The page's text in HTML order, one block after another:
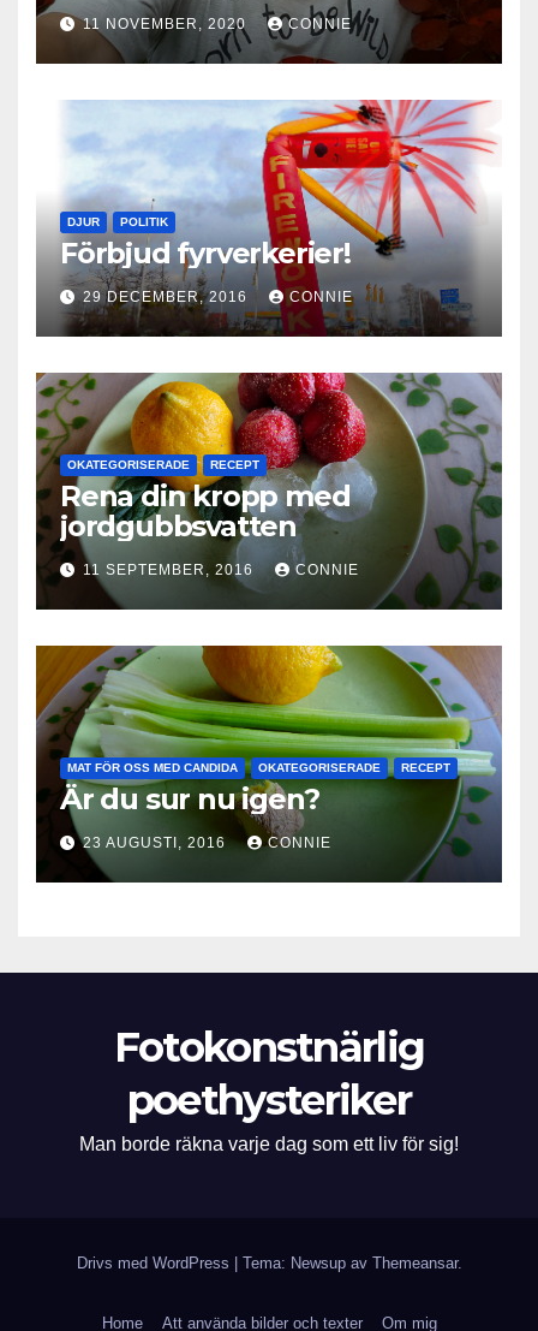
11 NOVEMBER, 2020 CONNIE
DJUR POLITIK
Förbjud fyrverkerier!
29 DECEMBER, 2016 CONNIE
OKATEGORISERADE RECEPT
Rena din kropp med
jordgubbsvatten
11 SEPTEMBER, 2016 CONNIE
MAT FÖR OSS MED CANDIDA OKATEGORISERADE RECEPT
Är du sur nu igen?
23 AUGUSTI, 2016 CONNIE
Fotokonstnärlig
poethysteriker
Man borde räkna varje dag som ett liv för sig!
Drivs med WordPress Tema: Newsup av Themeansar.
Home Att använda bilder och texter Om mig